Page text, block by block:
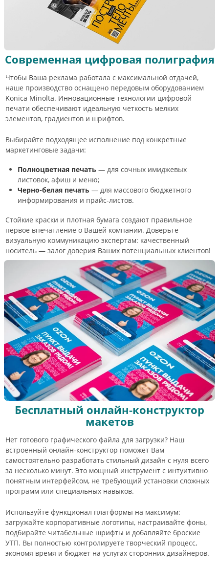
Современная цифровая полиграфия
Чтобы Ваша реклама работала с максимальной отдачей,
наше производство оснащено передовым оборудованием
Konica Minolta. Инновационные технологии цифровой
печати обеспечивают идеальную четкость мелких
элементов, градиентов и шрифтов.
Выбирайте подходящее исполнение под конкретные
маркетинговые задачи:
Полноцветная печать — для сочных имиджевых
листовок, афиш и меню;
Черно-белая печать — для массового бюджетного
информирования и прайс-листов.
Стойкие краски и плотная бумага создают правильное
первое впечатление о Вашей компании. Доверьте
визуальную коммуникацию экспертам: качественный
носитель — залог доверия Ваших потенциальных клиентов!
Бесплатный онлайн-конструктор
макетов
Нет готового графического файла для загрузки? Наш
встроенный онлайн-конструктор поможет Вам
самостоятельно разработать стильный дизайн с нуля всего
за несколько минут. Это мощный инструмент с интуитивно
понятным интерфейсом, не требующий установки сложных
программ или специальных навыков.
Используйте функционал платформы на максимум:
загружайте корпоративные логотипы, настраивайте фоны,
подбирайте читабельные шрифты и добавляйте броские
УТП. Вы полностью контролируете творческий процесс,
экономя время и бюджет на услугах сторонних дизайнеров.